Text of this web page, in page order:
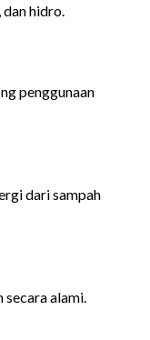
hidro.
penggunaan
dari sampah
alami.